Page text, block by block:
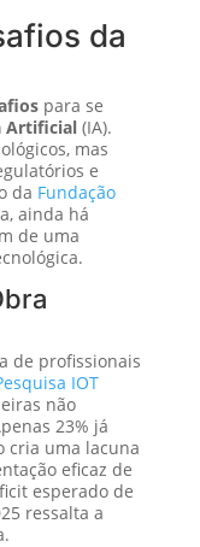
da
para se
Artificial(IA).
mas
e
da Fundação
ainda há
de uma
de profissionais
IOT
não
23% já
cria uma lacuna
eficaz de
esperado de
ressalta a